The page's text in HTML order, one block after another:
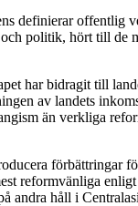
definierar offentlig
politik, hört till de
har bidragit till
av landets
än verkliga
förbättringar
reformvänliga
håll i